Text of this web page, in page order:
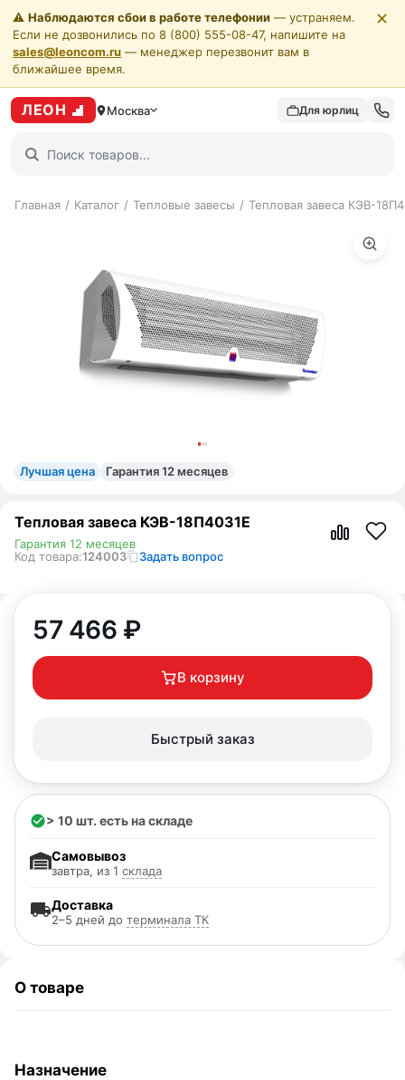
⚠️ Наблюдаются сбои в работе телефонии — устраняем.
Если не дозвонились по 8 (800) 555-08-47, напишите на
sales@leoncom.ru — менеджер перезвонит вам в
ближайшее время.
✕
ЛЕОН Москва Для юрлиц
Главная / Каталог / Тепловые завесы / Тепловая завеса КЭВ-
Лучшая цена Гарантия 12 месяцев
Тепловая завеса КЭВ-18П4031E
Код товара:124003 Задать вопрос
Гарантия 12 месяцев
57 466 ₽
В корзину
Быстрый заказ
> 10 шт. есть на складе
Доставка
2–5 дней до терминала ТК
Самовывоз
завтра, из 1 склада
О товаре
Назначение